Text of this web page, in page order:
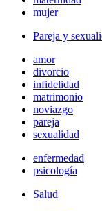
mujer
Pareja y
amor
divorcio
infidelidad
matrimonio
noviazgo
pareja
sexualidad
enfermedad
psicología
Salud